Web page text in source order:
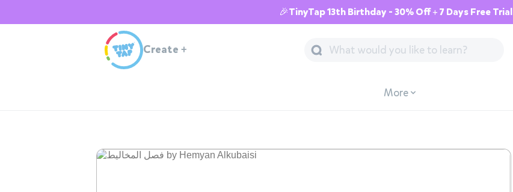
🎉TinyTap 13th Birthday - 30% Off + 7 Days Free Trial
Create +
More